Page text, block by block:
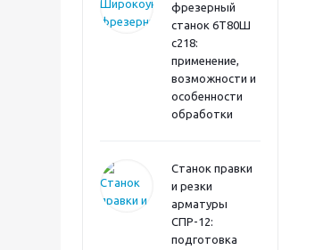
фрезерный
станок 6Т80Ш
с218:
применение,
возможности и
особенности
обработки
Станок правки
и резки
арматуры
СПР-12:
подготовка